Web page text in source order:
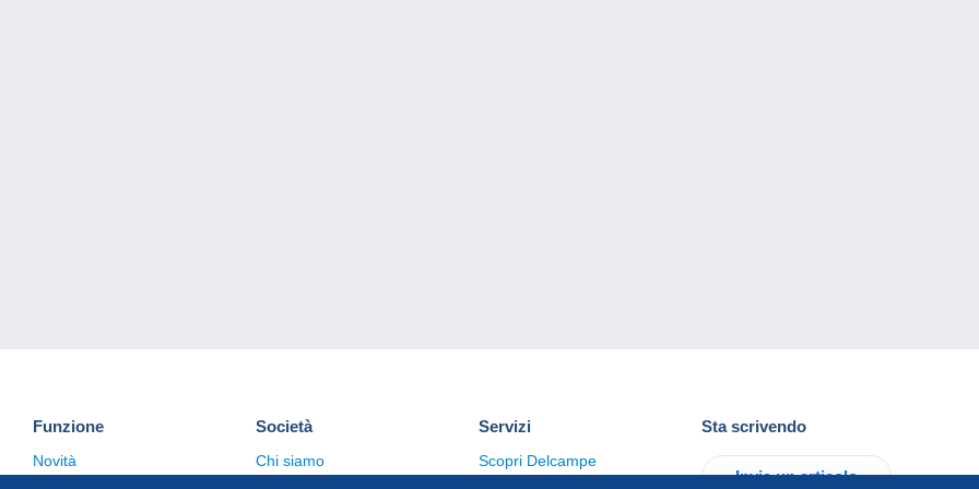
Funzione
Novità
Società
Chi siamo
Servizi
Scopri Delcampe
Sta scrivendo
Invia un articolo